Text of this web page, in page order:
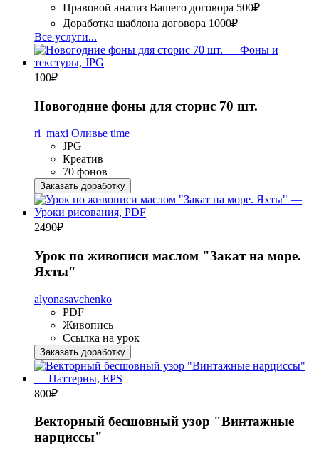
Правовой анализ Вашего договора 500₽
Доработка шаблона договора 1000₽
Все услуги...
100₽
Новогодние фоны для сторис 70 шт.
ri_maxi Оливье time
JPG
Креатив
70 фонов
Заказать доработку
2490₽
Урок по живописи маслом "Закат на море.
Яхты"
alyonasavchenko
PDF
Живопись
Ссылка на урок
Заказать доработку
800₽
Векторный бесшовный узор "Винтажные
нарциссы"